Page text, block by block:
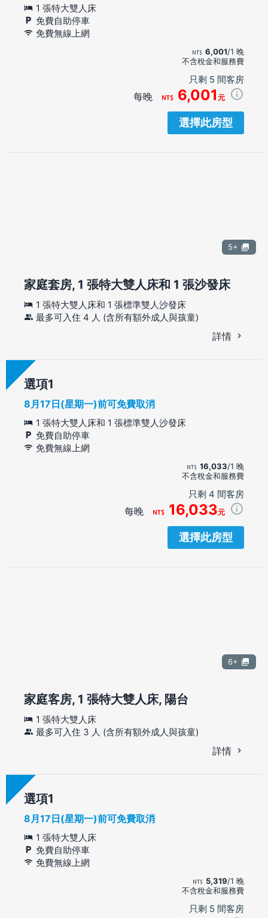
1 張特大雙人床
免費自助停車
免費無線上網
6,001/1 晚
不含稅金和服務費
只剩 5 間客房
每晚 6,001 元
選擇此房型
5+
家庭套房, 1 張特大雙人床和 1 張沙發床
1 張特大雙人床和 1 張標準雙人沙發床
最多可入住 4 人 (含所有額外成人與孩童)
詳情
選項
8月17日(星期一)前可免費取消
1 張特大雙人床和 1 張標準雙人沙發床
免費自助停車
免費無線上網
16,033/1 晚
不含稅金和服務費
只剩 4 間客房
每晚 16,033元
選擇此房型
6+
家庭客房, 1 張特大雙人床, 陽台
1 張特大雙人床
最多可入住 3 人 (含所有額外成人與孩童)
詳情
選項
8月17日(星期一)前可免費取消
1 張特大雙人床
免費自助停車
免費無線上網
5,319/1 晚
不含稅金和服務費
只剩 5 間客房